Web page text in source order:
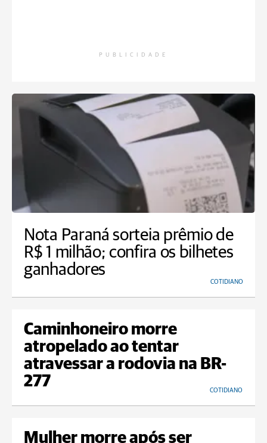
PUBLICIDADE
Nota Paraná sorteia prêmio de
R$ 1 milhão; confira os bilhetes
ganhadores
COTIDIANO
Caminhoneiro morre
atropelado ao tentar
atravessar a rodovia na BR-
277
COTIDIANO
Mulher morre após ser